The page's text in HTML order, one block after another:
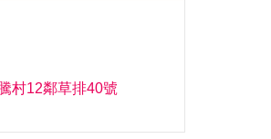
村12鄰草排40號